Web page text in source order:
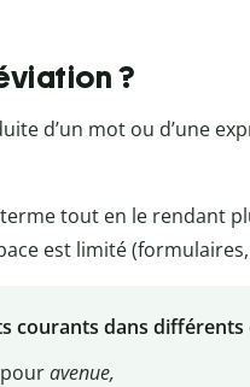
?
d’un mot ou d’une
tout en le rendant
est limité
courants dans
pouravenue,